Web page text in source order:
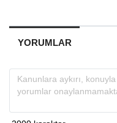
YORUMLAR